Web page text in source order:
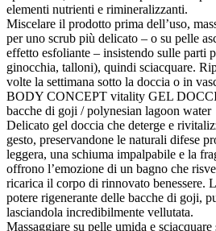
elementi nutrienti e rimineralizzanti.
Miscelare il prodotto prima dell’uso,
per uno scrub più delicato – o su pelle
effetto esfoliante – insistendo sulle parti
ginocchia, talloni), quindi sciacquare.
volte la settimana sotto la doccia o in
BODY CONCEPT vitality GEL
bacche di goji / polynesian lagoon water
Delicato gel doccia che deterge e
gesto, preservandone le naturali difese
leggera, una schiuma impalpabile e la
offrono l’emozione di un bagno che
ricarica il corpo di rinnovato benessere.
potere rigenerante delle bacche di goji,
lasciandola incredibilmente vellutata.
Massaggiare su pelle umida e